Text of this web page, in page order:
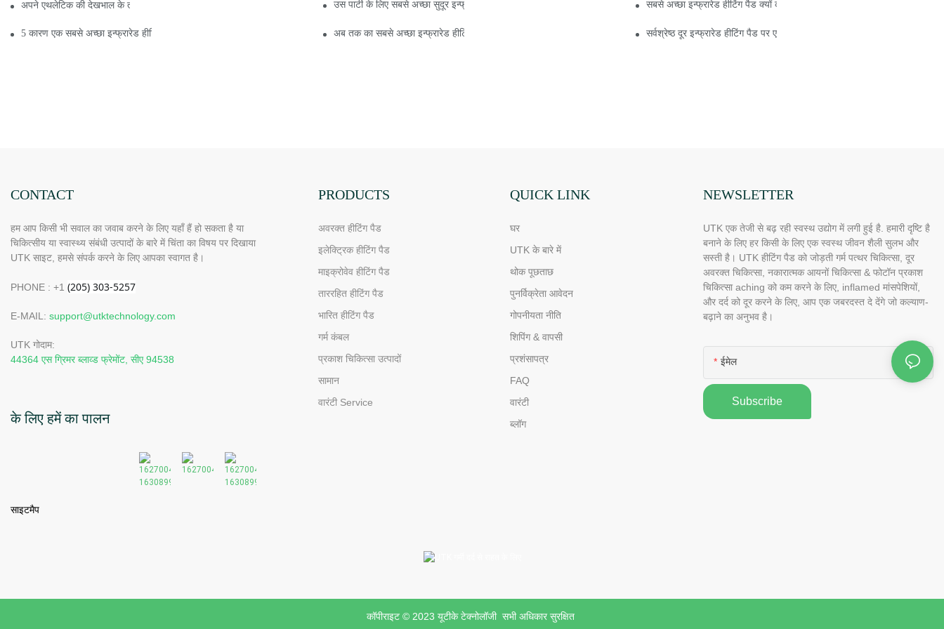
अपने एथलेटिक की देखभाल के तरीके सबसे दूर इन्फ्रारेड हीटिंग पैड उस पार्टी के लिए सबसे अच्छा सुदूर इन्फ्रारेड हीटिंग पैड डिजाइन करने में आपकी सहायता करने के लिए युक्तियाँसबसे अच्छा इन्फ्रारेड हीटिंग पैड क्यों करते हैं?
5 कारण एक सबसे अच्छा इन्फ्रारेड हीटिंग पैड आपके लिए अच्छा है अब तक का सबसे अच्छा इन्फ्रारेड हीटिंग पैड अब तक का सबसे अच्छा इन्फ्रारेड हीटिंग पैड खरीदेंसर्वश्रेष्ठ दूर इन्फ्रारेड हीटिंग पैड पर एक संक्षिप्त अवलोकन
CONTACT
हम आप किसी भी सवाल का जवाब करने के लिए यहाँ हैं हो सकता है या
चिकित्सीय या स्वास्थ्य संबंधी उत्पादों के बारे में चिंता का विषय पर दिखाया
UTK साइट, हमसे संपर्क करने के लिए आपका स्वागत है।
PHONE : +1
E-MAIL: support@utktechnology.com
UTK गोदाम:
44364 एस ग्रिमर ब्लाव्ड फ्रेमोंट, सीए 94538
के लिए हमें का पालन
साइटमैप
PRODUCTS
अवरक्त हीटिंग पैड
इलेक्ट्रिक हीटिंग पैड
माइक्रोवेव हीटिंग पैड
ताररहित हीटिंग पैड
भारित हीटिंग पैड
गर्म कंबल
प्रकाश चिकित्सा उत्पादों
सामान
वारंटी Service
QUICK LINK
घर
UTK के बारे में
थोक पूछताछ
पुनर्विक्रेता आवेदन
गोपनीयता नीति
शिपिंग & वापसी
प्रशंसापत्र
FAQ
वारंटी
ब्लॉग
NEWSLETTER
UTK एक तेजी से बढ़ रही स्वस्थ उद्योग में लगी हुई है. हमारी दृष्टि है
बनाने के लिए हर किसी के लिए एक स्वस्थ जीवन शैली सुलभ और
सस्ती है। UTK हीटिंग पैड को जोड़ती गर्म पत्थर चिकित्सा, दूर
अवरक्त चिकित्सा, नकारात्मक आयनों चिकित्सा & फोटॉन प्रकाश
चिकित्सा aching को कम करने के लिए, inflamed मांसपेशियों,
और दर्द को दूर करने के लिए, आप एक जबरदस्त दे देंगे जो कल्याण-
बढ़ाने का अनुभव है।
ईमेल
Subscribe
कॉपीराइट © 2023 यूटीके टेक्नोलॉजी सभी अधिकार सुरक्षित